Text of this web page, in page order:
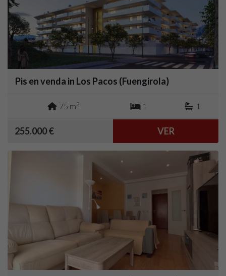
Pis en venda in Los Pacos (Fuengirola)
75 m2 1 1
255.000 € VER